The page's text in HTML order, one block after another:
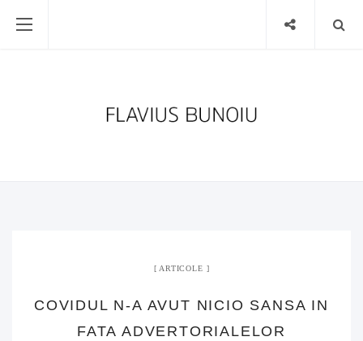
ARTICOLE
COVIDUL N-A AVUT NICIO SANSA IN
FATA ADVERTORIALELOR